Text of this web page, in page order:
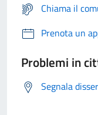
Chiama il
Prenota un
Problemi in
Segnala